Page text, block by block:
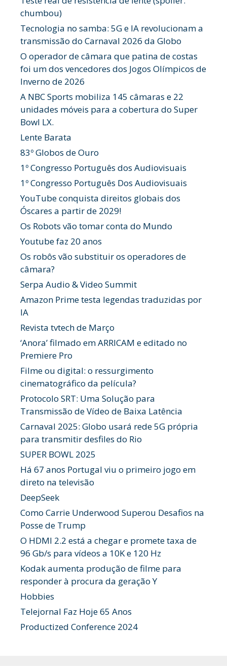
chumbou)
Tecnologia no samba: 5G e IA revolucionam a
transmissão do Carnaval 2026 da Globo
O operador de câmara que patina de costas
foi um dos vencedores dos Jogos Olímpicos de
Inverno de 2026
A NBC Sports mobiliza 145 câmaras e 22
unidades móveis para a cobertura do Super
Bowl LX.
Lente Barata
83º Globos de Ouro
1º Congresso Português dos Audiovisuais
1º Congresso Português Dos Audiovisuais
YouTube conquista direitos globais dos
Óscares a partir de 2029!
Os Robots vão tomar conta do Mundo
Youtube faz 20 anos
Os robôs vão substituir os operadores de
câmara?
Serpa Audio & Video Summit
Amazon Prime testa legendas traduzidas por
IA
Revista tvtech de Março
‘Anora’ filmado em ARRICAM e editado no
Premiere Pro
Filme ou digital: o ressurgimento
cinematográfico da película?
Protocolo SRT: Uma Solução para
Transmissão de Vídeo de Baixa Latência
Carnaval 2025: Globo usará rede 5G própria
para transmitir desfiles do Rio
SUPER BOWL 2025
Há 67 anos Portugal viu o primeiro jogo em
direto na televisão
DeepSeek
Como Carrie Underwood Superou Desafios na
Posse de Trump
O HDMI 2.2 está a chegar e promete taxa de
96 Gb/s para vídeos a 10K e 120 Hz
Kodak aumenta produção de filme para
responder à procura da geração Y
Hobbies
Telejornal Faz Hoje 65 Anos
Productized Conference 2024